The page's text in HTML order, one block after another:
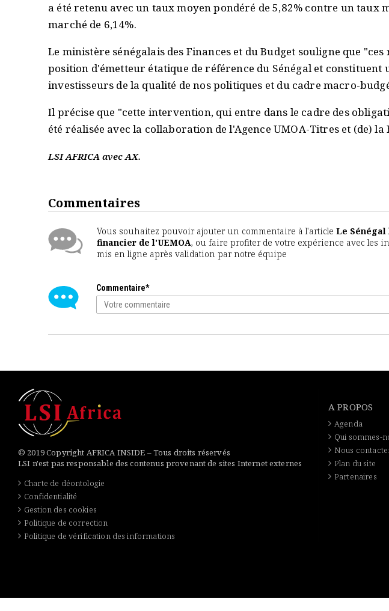
a été retenu avec un taux moyen pondéré de 5,82% contre un taux
marché de 6,14%.
Le ministère sénégalais des Finances et du Budget souligne que
position d'émetteur étatique de référence du Sénégal et constituent
investisseurs de la qualité de nos politiques et du cadre macro-
Il précise que "cette intervention, qui entre dans le cadre des
été réalisée avec la collaboration de l'Agence UMOA-Titres et (de) la
LSI AFRICA avec AX.
Commentaires
Vous souhaitez pouvoir ajouter un commentaire à l'article Le
financier de l'UEMOA, ou faire profiter de votre expérience avec les
mis en ligne après validation par notre équipe
Commentaire*
© 2019 Copyright AFRICA INSIDE – Tous droits réservés
LSI n'est pas responsable des contenus provenant de sites Internet externes
Charte de déontologie
Confidentialité
Gestion des cookies
Politique de correction
Politique de vérification des informations
A PROPOS
Agenda
Qui sommes-
Nous
Plan du site
Partenaires